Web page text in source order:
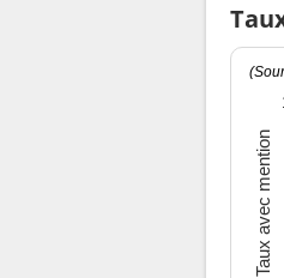
Taux avec mention